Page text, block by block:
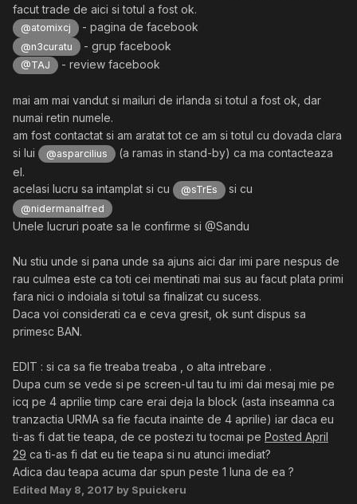
facut trade de aici si totul a fost ok.
@atomixcj - pagina de facebook
@n3curatu - grup facebook
@TAJ - review facebook
mai am mai vandut si mailuri de irlanda si totul a fost ok, dar
numai retin numele.
am fost contactat si am aratat tot ce am si totul cu dovada clara
si lui
@asparcilius
(a ramas in stand-by) ca ma contacteaza
el.
acelasi lucru sa intamplat si cu
@sTrEs si cu
@nidermanalfred
Unele lucruri poate sa le confirme si @Sandu
Nu stiu unde si pana unde sa ajuns aici dar imi pare nespus de
rau culmea este ca toti cei mentinati mai sus au facut plata primi
fara nici o indoiala si totul sa finalizat cu sucess.
Daca voi considerati ca e ceva gresit, ok sunt dispus sa
primesc BAN.
EDIT : si ca sa fie treaba treaba , o alta intrebare .
Dupa cum se vede si pe screen-ul tau tu imi dai mesaj mie pe
icq pe 4 aprilie timp care erai deja la block (asta inseamna ca
tranzactia URMA sa fie facuta inainte de 4 aprilie) iar daca eu
ti-as fi dat tie teapa, de ce postezi tu tocmai pe Posted April
29 ca ti-as fi dat eu tie teapa si nu atunci imediat?
Adica dau teapa acuma dar spun peste 1 luna de ea ?
Edited May 8, 2017 by Spuickeru